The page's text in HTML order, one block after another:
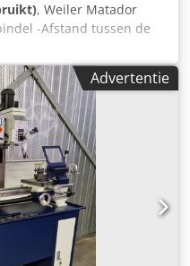
, Weiler Matador
-Afstand tussen de
Us Dok -Hoogte tussen de
in lengterichting via
in lengterichting
omd. -Spindelkop: maat
15–3.550
-
opzetstukken -3
L x B x H 1,5 x 0,6
Advertentie